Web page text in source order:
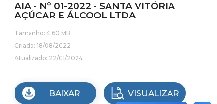
AIA - Nº 01-2022 - SANTA VITÓRIA
AÇÚCAR E ÁLCOOL LTDA
Tamanho: 4.60 MB
Criado: 18/08/2022
Atualizado: 22/01/2024
BAIXAR VISUALIZAR